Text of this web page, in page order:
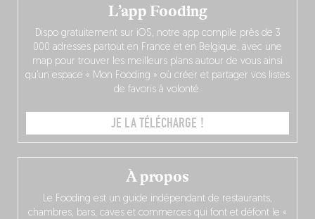
À propos
Le Fooding est un guide indépendant de restaurants,
chambres, bars, caves et commerces qui font et défont le «
L’app Fooding
Dispo gratuitement sur iOS, notre app compile près de 3
000 adresses partout en France et en Belgique, avec une
map pour trouver les meilleurs plans autour de vous ainsi
qu’un espace « Mon Fooding » où créer et partager vos listes
de favoris à volonté.
JE LA TÉLÉCHARGE !